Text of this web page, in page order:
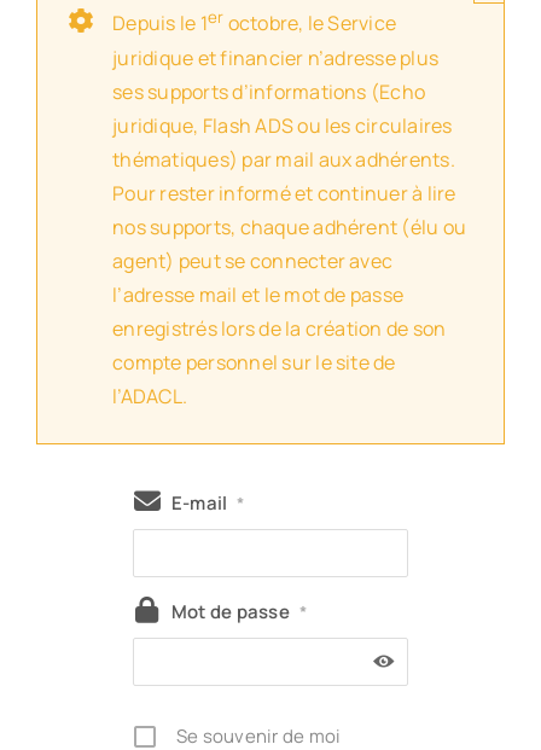
Depuis le 1er octobre, le Service
juridique et financier n’adresse plus
ses supports d’informations (Echo
juridique, Flash ADS ou les circulaires
thématiques) par mail aux adhérents.
Pour rester informé et continuer à lire
nos supports, chaque adhérent (élu ou
agent) peut se connecter avec
l’adresse mail et le mot de passe
enregistrés lors de la création de son
compte personnel sur le site de
l’ADACL.
E-mail *
Mot de passe *
Se souvenir de moi